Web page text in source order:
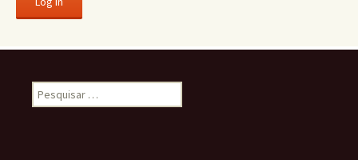
Pesquisar
por: